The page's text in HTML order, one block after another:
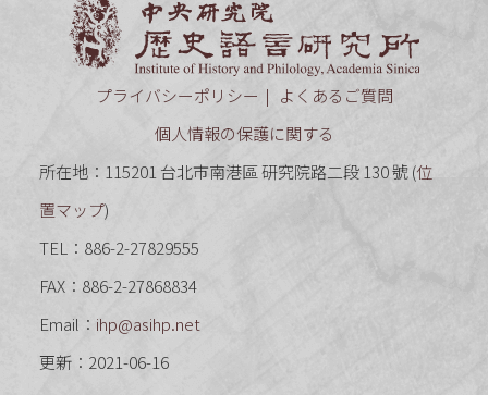
プライバシーポリシー
よくあるご質問
個人情報の保護に関する
所在地：115201 台北市南港區 研究院路二段 130 號 (位
置マップ)
TEL：886-2-27829555
FAX：886-2-27868834
Email： ihp@asihp.net
更新：2021-06-16